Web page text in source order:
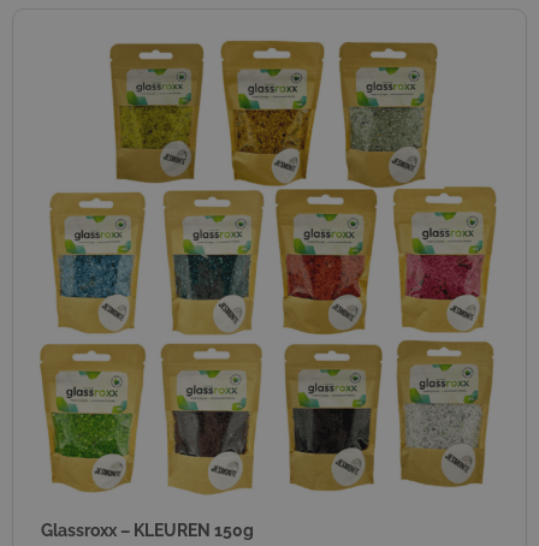
Glassroxx – KLEUREN 150g